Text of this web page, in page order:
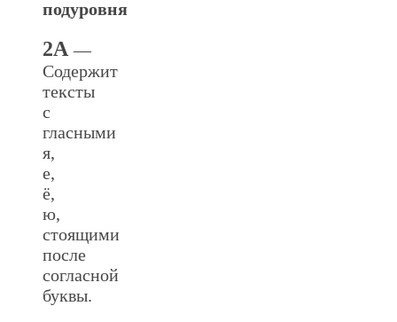
подуровня
2А—
Содержит
тексты
с
гласными
я,
е,
ё,
ю,
стоящими
после
согласной
буквы.